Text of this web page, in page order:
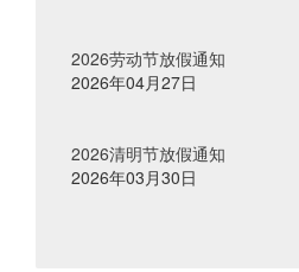
2026劳动节放假通知
2026年04月27日
2026清明节放假通知
2026年03月30日